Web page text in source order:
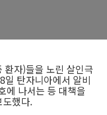
환자)들을 노린 살인극
일 탄자니아에서 알비
에 나서는 등 대책을
도했다.